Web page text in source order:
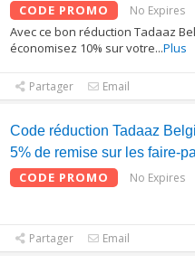
CODE PROMO No Expires
Avec ce bon réduction Tadaaz
économisez 10% sur votre...Plus
Partager Email
Code réduction Tadaaz
5% de remise sur les faire-
CODE PROMO No Expires
Partager Email